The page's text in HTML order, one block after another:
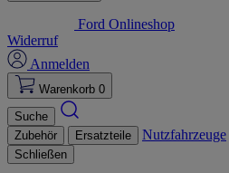
Ford Onlineshop
Widerruf
Anmelden
Warenkorb 0
Suche
Zubehör
Ersatzteile Nutzfahrzeuge
Schließen